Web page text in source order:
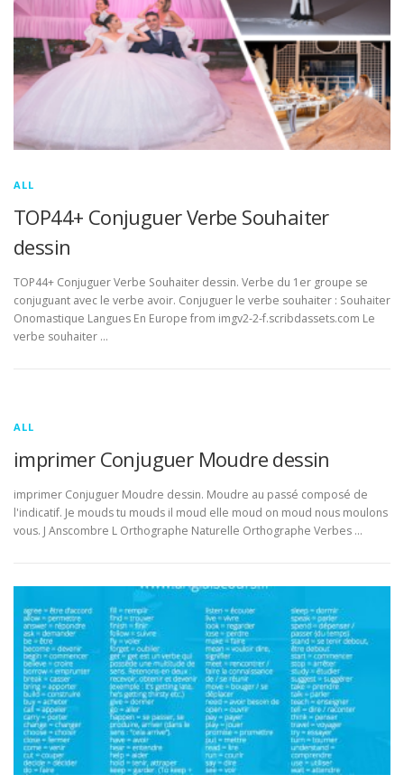
ALL
TOP44+ Conjuguer Verbe Souhaiter
dessin
TOP44+ Conjuguer Verbe Souhaiter dessin. Verbe du 1er groupe se
conjuguant avec le verbe avoir. Conjuguer le verbe souhaiter : Souhaiter
Onomastique Langues En Europe from imgv2-2-f.scribdassets.com Le
verbe souhaiter …
ALL
imprimer Conjuguer Moudre dessin
imprimer Conjuguer Moudre dessin. Moudre au passé composé de
l'indicatif. Je mouds tu mouds il moud elle moud on moud nous moulons
vous. J Anscombre L Orthographe Naturelle Orthographe Verbes …